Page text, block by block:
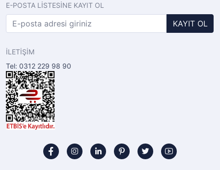
E-POSTA LİSTESİNE KAYIT OL
KAYIT OL
İLETİŞİM
Tel: 0312 229 98 90